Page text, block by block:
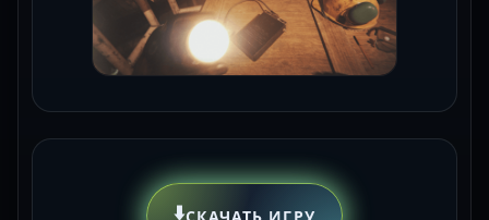
⬇️СКАЧАТЬ ИГРУ